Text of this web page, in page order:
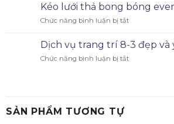
Kéo lưới thả bong bóng
Chức năng bình luận bị tắt
Dịch vụ trang trí 8-3 đẹp và
Chức năng bình luận bị tắt
SẢN PHẨM TƯƠNG TỰ